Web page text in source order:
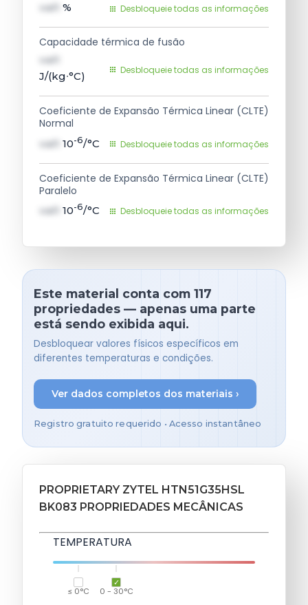
val1 % Desbloqueie todas as informações
Capacidade térmica de fusão
val1
J/(kg∙°C)
Desbloqueie todas as informações
Coeficiente de Expansão Térmica Linear (CLTE)
Normal
val1 10-6/°C Desbloqueie todas as informações
Coeficiente de Expansão Térmica Linear (CLTE)
Paralelo
val1 10-6/°C Desbloqueie todas as informações
Este material conta com 117
propriedades — apenas uma parte
está sendo exibida aqui.
Desbloquear valores físicos específicos em
diferentes temperaturas e condições.
Ver dados completos dos materiais ›
Registro gratuito requerido • Acesso instantâneo
PROPRIETARY ZYTEL HTN51G35HSL
BK083 PROPRIEDADES MECÂNICAS
TEMPERATURA
≤ 0°C 0 - 30°C